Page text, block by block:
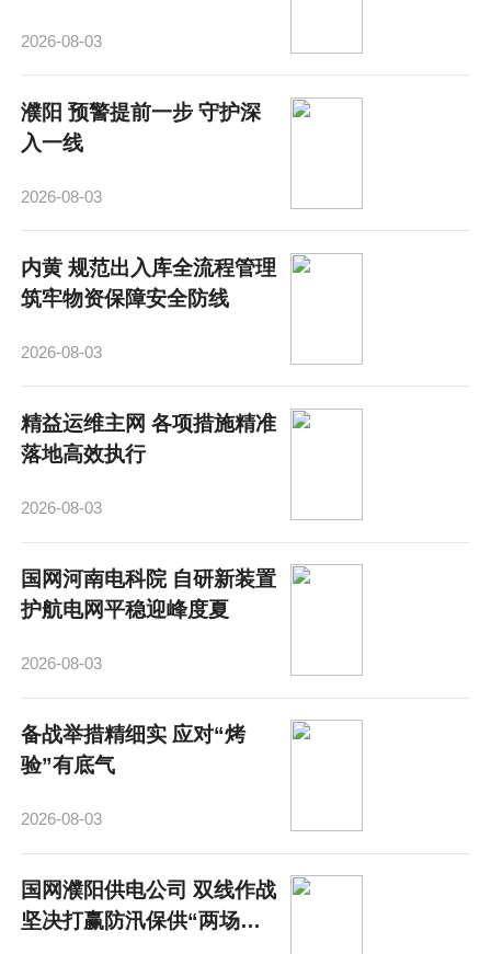
2026-08-03
濮阳 预警提前一步 守护深
入一线
2026-08-03
内黄 规范出入库全流程管理
筑牢物资保障安全防线
2026-08-03
精益运维主网 各项措施精准
落地高效执行
2026-08-03
国网河南电科院 自研新装置
护航电网平稳迎峰度夏
2026-08-03
备战举措精细实 应对“烤
验”有底气
2026-08-03
国网濮阳供电公司 双线作战
坚决打赢防汛保供“两场硬